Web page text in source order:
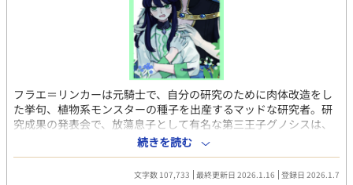
フラエ＝リンカーは元騎士で、自分の研究のために肉体改造をし
た挙句、植物系モンスターの種子を出産するマッドな研究者。研
究成果の発表会で、放蕩息子として有名な第三王子グノシスは、
フラエに対して自分の子を産むように要求する。グノシスは元々
学生時代の同期で、フラエと思い合っていたはずだが、卒業式の
日にフラエを手ひどく拒絶した過去があった。今更なんだと反発
続きを読む
文字数 107,733 最終更新日 2026.1.16 登録日 2026.1.7